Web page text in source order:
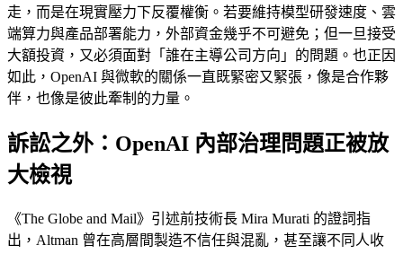
走，而是在現實壓力下反覆權衡。若要維持模型研發速度、雲
端算力與產品部署能力，外部資金幾乎不可避免；但一旦接受
大額投資，又必須面對「誰在主導公司方向」的問題。也正因
如此，OpenAI 與微軟的關係一直既緊密又緊張，像是合作夥
伴，也像是彼此牽制的力量。
訴訟之外：OpenAI 內部治理問題正被放
大檢視
《The Globe and Mail》引述前技術長 Mira Murati 的證詞指
出，Altman 曾在高層間製造不信任與混亂，甚至讓不同人收